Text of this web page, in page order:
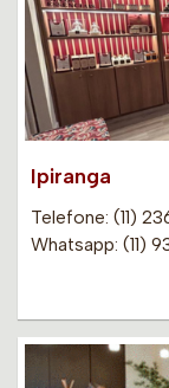
Ipiranga
Telefone: (11)
Whatsapp: (11)